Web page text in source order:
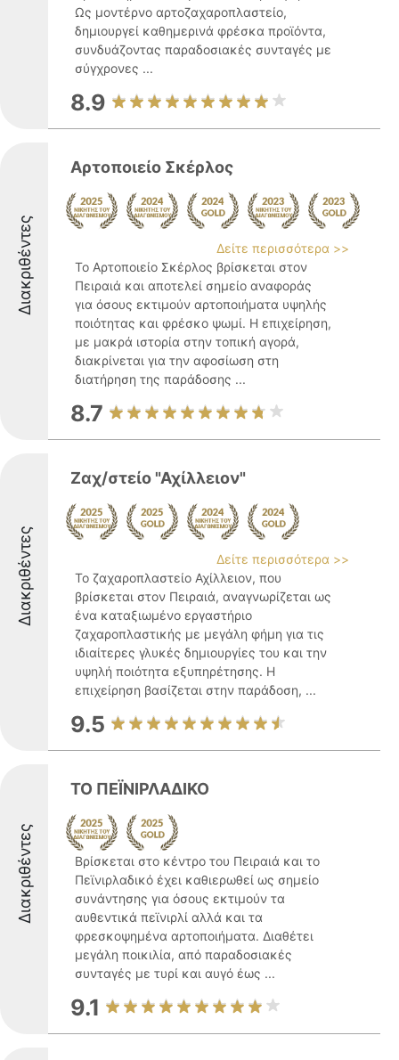
Ως μοντέρνο αρτοζαχαροπλαστείο,
δημιουργεί καθημερινά φρέσκα προϊόντα,
συνδυάζοντας παραδοσιακές συνταγές με
σύγχρονες ...
8.9
Διακριθέντες
Αρτοποιείο Σκέρλος
Δείτε περισσότερα >>
Το Αρτοποιείο Σκέρλος βρίσκεται στον
Πειραιά και αποτελεί σημείο αναφοράς
για όσους εκτιμούν αρτοποιήματα υψηλής
ποιότητας και φρέσκο ψωμί. Η επιχείρηση,
με μακρά ιστορία στην τοπική αγορά,
διακρίνεται για την αφοσίωση στη
διατήρηση της παράδοσης ...
8.7
Διακριθέντες
Ζαχ/στείο "Αχίλλειον"
Δείτε περισσότερα >>
Το ζαχαροπλαστείο Αχίλλειον, που
βρίσκεται στον Πειραιά, αναγνωρίζεται ως
ένα καταξιωμένο εργαστήριο
ζαχαροπλαστικής με μεγάλη φήμη για τις
ιδιαίτερες γλυκές δημιουργίες του και την
υψηλή ποιότητα εξυπηρέτησης. Η
επιχείρηση βασίζεται στην παράδοση, ...
9.5
Διακριθέντες
ΤΟ ΠΕΪΝΙΡΛΑΔΙΚΟ
Βρίσκεται στο κέντρο του Πειραιά και το
Πεϊνιρλαδικό έχει καθιερωθεί ως σημείο
συνάντησης για όσους εκτιμούν τα
αυθεντικά πεϊνιρλί αλλά και τα
φρεσκοψημένα αρτοποιήματα. Διαθέτει
μεγάλη ποικιλία, από παραδοσιακές
συνταγές με τυρί και αυγό έως ...
9.1